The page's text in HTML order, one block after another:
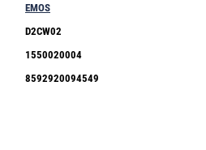
EMOS
D2CW02
1550020004
8592920094549